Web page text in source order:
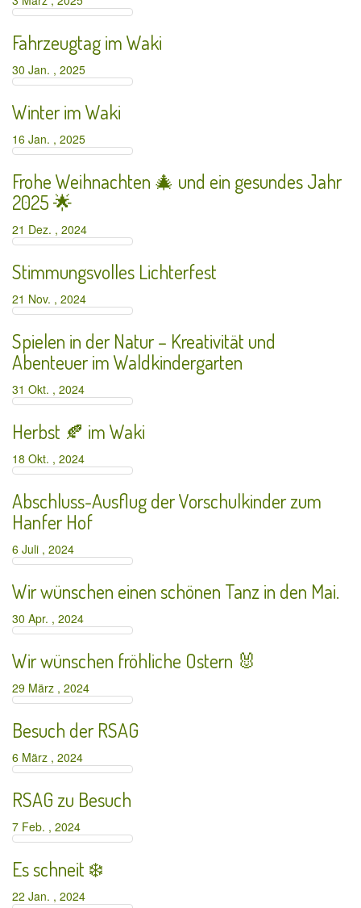
Fahrzeugtag im Waki
30 Jan. , 2025
Winter im Waki
16 Jan. , 2025
Frohe Weihnachten 🎄 und ein gesundes Jahr
2025 🌟
21 Dez. , 2024
Stimmungsvolles Lichterfest
21 Nov. , 2024
Spielen in der Natur – Kreativität und
Abenteuer im Waldkindergarten
31 Okt. , 2024
Herbst 🍂 im Waki
18 Okt. , 2024
Abschluss-Ausflug der Vorschulkinder zum
Hanfer Hof
6 Juli , 2024
Wir wünschen einen schönen Tanz in den Mai.
30 Apr. , 2024
Wir wünschen fröhliche Ostern 🐰
29 März , 2024
Besuch der RSAG
6 März , 2024
RSAG zu Besuch
7 Feb. , 2024
Es schneit ❄️
22 Jan. , 2024